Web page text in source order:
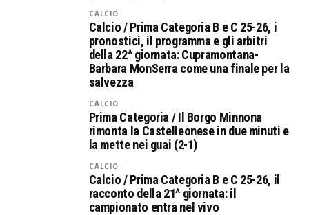
CALCIO
Calcio / Prima Categoria B e C 25-26, i
pronostici, il programma e gli arbitri
della 22^ giornata: Cupramontana-
Barbara MonSerra come una finale per la
salvezza
CALCIO
Prima Categoria / Il Borgo Minnona
rimonta la Castelleonese in due minuti e
la mette nei guai (2-1)
CALCIO
Calcio / Prima Categoria B e C 25-26, il
racconto della 21^ giornata: il
campionato entra nel vivo